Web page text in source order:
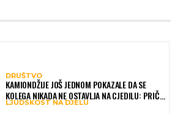
DRUŠTVO
KAMIONDŽIJE JOŠ JEDNOM POKAZALE DA SE
KOLEGA NIKADA NE OSTAVLJA NA CJEDILU: PRIČA
IZ HAMBURGA DIRNULA MNOGE
LJUDSKOST NA DJELU